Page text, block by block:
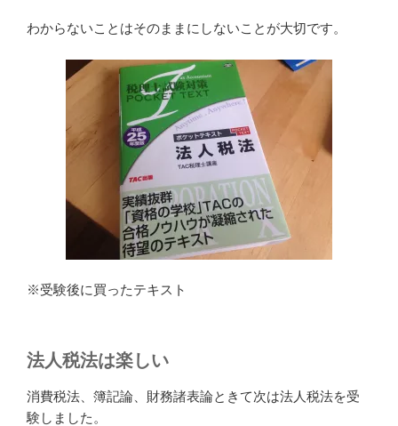
わからないことはそのままにしないことが大切です。
※受験後に買ったテキスト
法人税法は楽しい
消費税法、簿記論、財務諸表論ときて次は法人税法を受
験しました。